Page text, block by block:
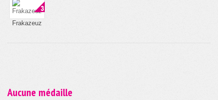
Frakazeuz
Aucune médaille